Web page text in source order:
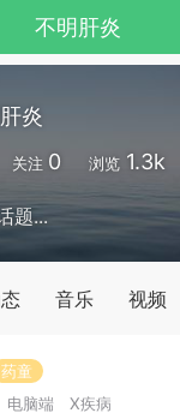
不明肝炎
炎
关注 0 浏览 1.3k
题...
音乐 视频
药童
电脑端 X疾病